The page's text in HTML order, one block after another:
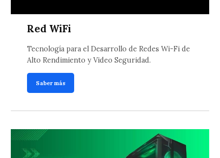
Red WiFi
Tecnología para el Desarrollo de Redes Wi-Fi de
Alto Rendimiento y Video Seguridad.
Saber más